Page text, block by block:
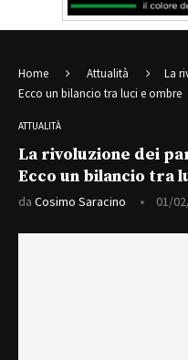
Home Attualità
La
Ecco un bilancio tra luci e ombre
ATTUALITÀ
La rivoluzione dei
Ecco un bilancio tra
da Cosimo Saracino 01/